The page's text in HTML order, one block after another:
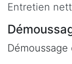
Entretien